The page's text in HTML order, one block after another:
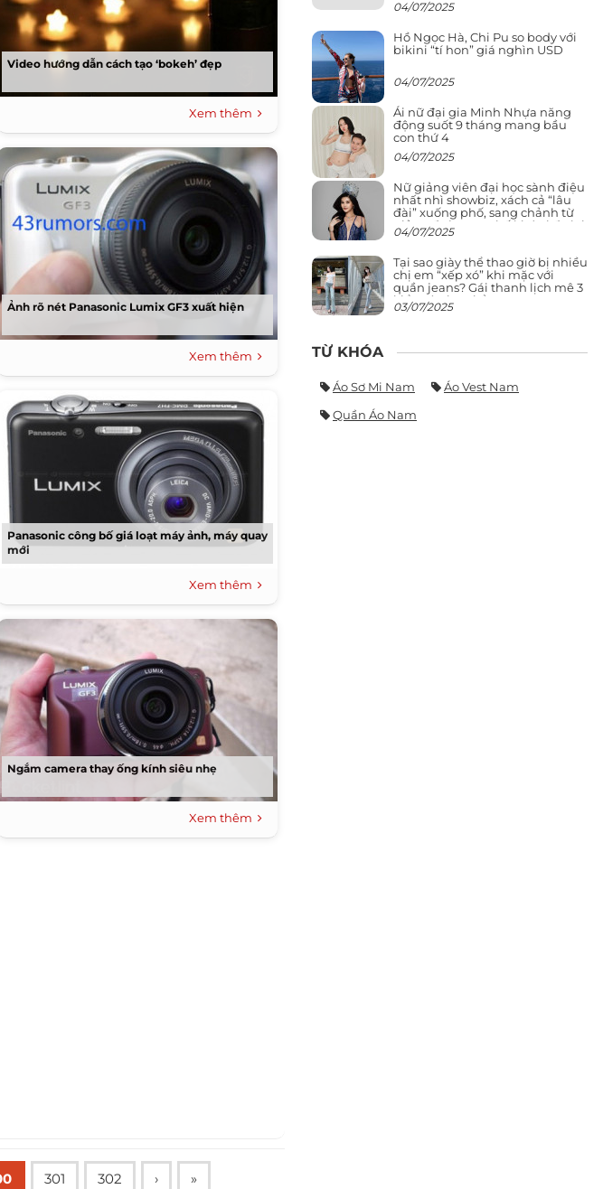
Video hướng dẫn cách tạo ‘bokeh’ đẹp
Xem thêm
Ảnh rõ nét Panasonic Lumix GF3 xuất hiện
Xem thêm
Panasonic công bố giá loạt máy ảnh, máy quay
mới
Xem thêm
Ngắm camera thay ống kính siêu nhẹ
Xem thêm
301 302 › »
04/07/2025
Hồ Ngọc Hà, Chi Pu so body với
bikini “tí hon” giá nghìn USD
04/07/2025
Ái nữ đại gia Minh Nhựa năng
động suốt 9 tháng mang bầu
con thứ 4
04/07/2025
Nữ giảng viên đại học sành điệu
nhất nhì showbiz, xách cả “lâu
đài” xuống phố, sang chảnh từ
giảng đường ra phố khó ai đọ lại
04/07/2025
Tại sao giày thể thao giờ bị nhiều
chị em “xếp xó” khi mặc với
quần jeans? Gái thanh lịch mê 3
kiểu này hơn hẳn
03/07/2025
TỪ KHÓA
Áo Sơ Mi Nam
Áo Vest Nam
Quần Áo Nam